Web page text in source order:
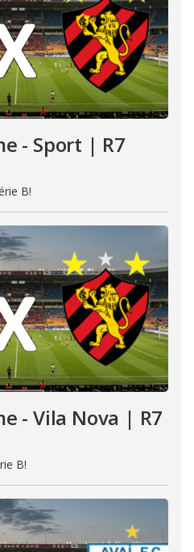
- Sport | R7
B!
- Vila Nova | R7
B!